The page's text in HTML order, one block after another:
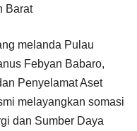
Barat
melanda Pulau
Febyan Babaro,
Penyelamat Aset
melayangkan somasi
dan Sumber Daya